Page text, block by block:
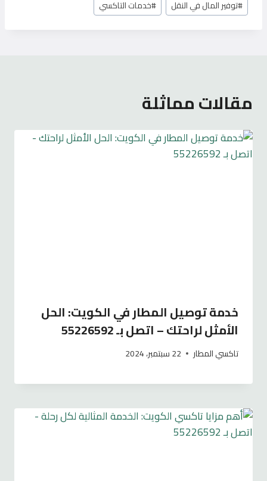
#توفير المال في النقل #خدمات التاكسي
مقالات مماثلة
خدمة توصيل المطار في الكويت: الحل
الأمثل لراحتك – اتصل بـ 55226592
تاكسي المطار 22 سبتمبر، 2024